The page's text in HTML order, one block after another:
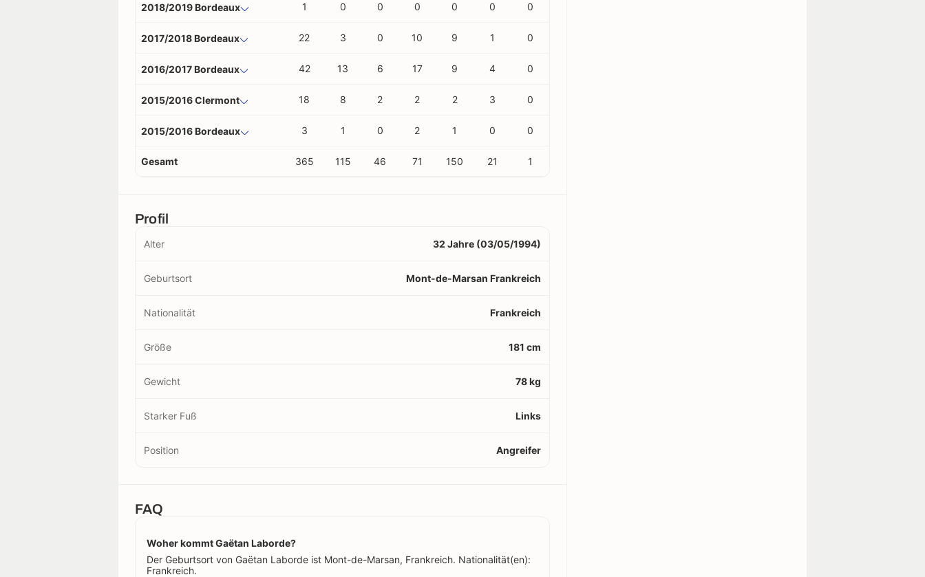
2018/2019 Bordeaux 1 0 0 0 0 0 0
2017/2018 Bordeaux 22 3 0 10 9 1 0
2016/2017 Bordeaux 42 13 6 17 9 4 0
2015/2016 Clermont 18 8 2 2 2 3 0
2015/2016 Bordeaux 3 1 0 2 1 0 0
Gesamt 365 115 46 71 150 21 1
Profil
Alter 32 Jahre (03/05/1994)
Geburtsort Mont-de-Marsan Frankreich
Nationalität Frankreich
Größe 181 cm
Gewicht 78 kg
Starker Fuß Links
Position Angreifer
FAQ
Woher kommt Gaëtan Laborde?
Der Geburtsort von Gaëtan Laborde ist Mont-de-Marsan, Frankreich. Nationalität(en):
Frankreich.